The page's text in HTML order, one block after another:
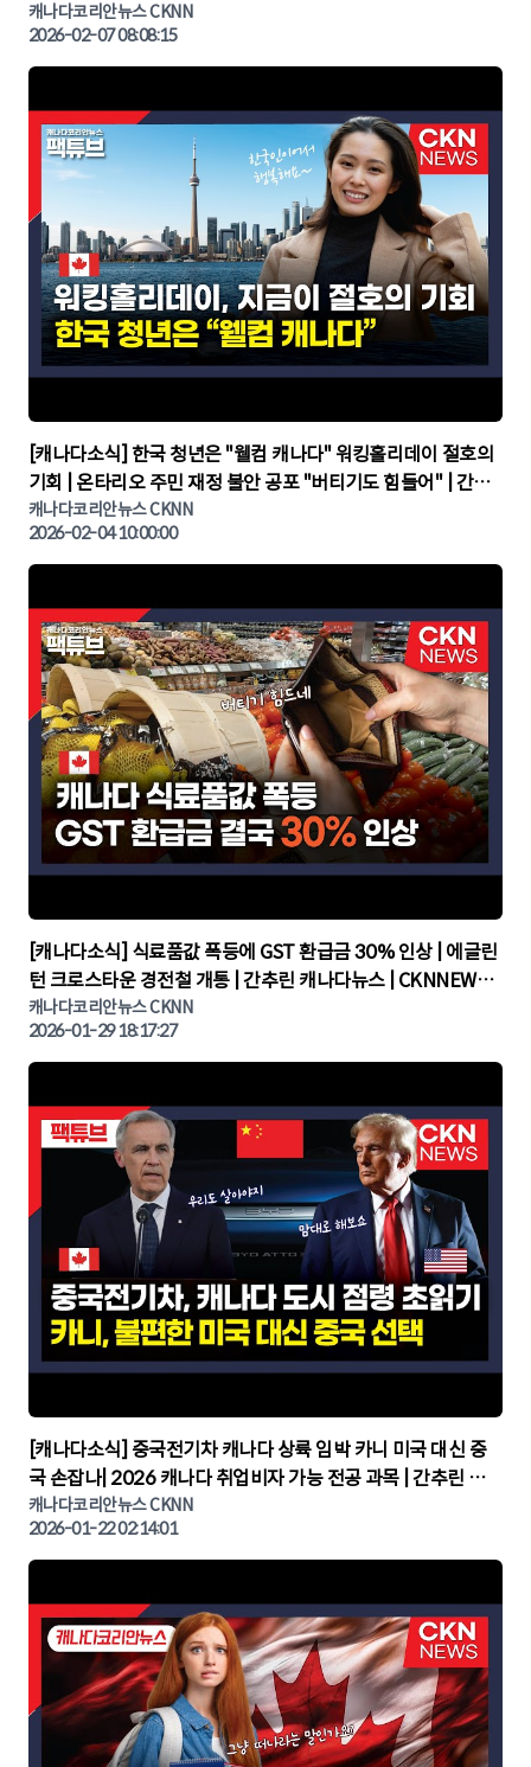
다뉴스 | CKNNEWS, 캐나다코리안뉴스
캐나다코리안뉴스 CKNN
2026-02-07 08:08:15
▶
[캐나다소식] 한국 청년은 "웰컴 캐나다" 워킹홀리데이 절호의
기회 | 온타리오 주민 재정 불안 공포 "버티기도 힘들어" | 간추
린 캐나다뉴스 | CKNNEWS, 캐나다코리안뉴스
캐나다코리안뉴스 CKNN
2026-02-04 10:00:00
▶
[캐나다소식] 식료품값 폭등에 GST 환급금 30% 인상 | 에글린
턴 크로스타운 경전철 개통 | 간추린 캐나다뉴스 | CKNNEWS,
캐나다코리안뉴스
캐나다코리안뉴스 CKNN
2026-01-29 18:17:27
▶
[캐나다소식] 중국전기차 캐나다 상륙 임박 카니 미국 대신 중
국 손잡나| 2026 캐나다 취업비자 가능 전공 과목 | 간추린 캐
나다뉴스 | CKNNEWS, 캐나다코리안뉴스
캐나다코리안뉴스 CKNN
2026-01-22 02:14:01